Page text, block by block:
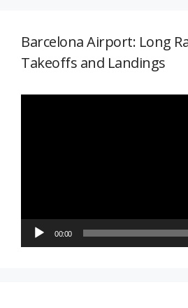
Barcelona Airport: Long
Takeoffs and Landings
00:00